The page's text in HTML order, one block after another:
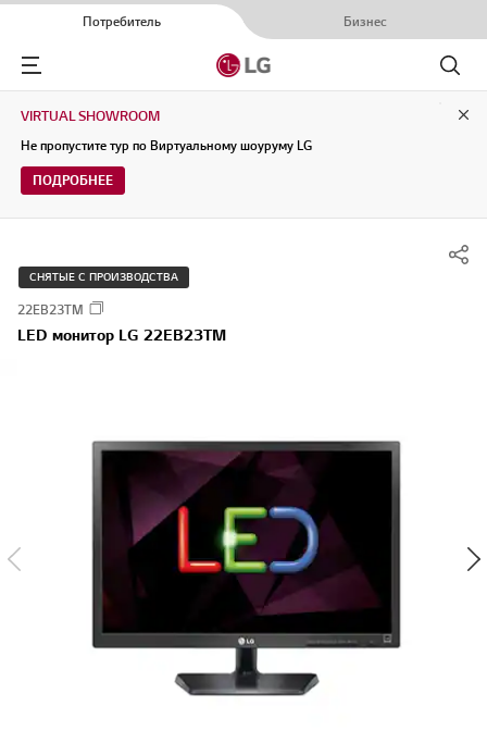
Потребитель Бизнес
Menu
Поиск
VIRTUAL SHOWROOM
Не пропустите тур по Виртуальному шоуруму LG
ПОДРОБНЕЕ
СНЯТЫЕ С ПРОИЗВОДСТВА
22EB23TM
LED монитор LG 22EB23TM